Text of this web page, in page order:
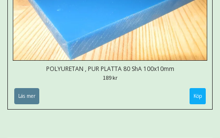
POLYURETAN , PUR PLATTA 80 ShA 100x10mm
189 kr
Läs mer Köp